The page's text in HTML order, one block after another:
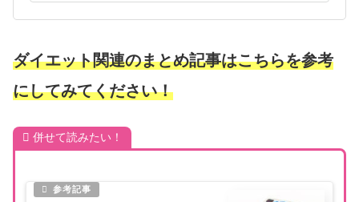
ダイエット関連のまとめ記事はこちらを参考
にしてみてください！
併せて読みたい！